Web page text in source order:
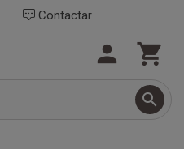
Contactar

 